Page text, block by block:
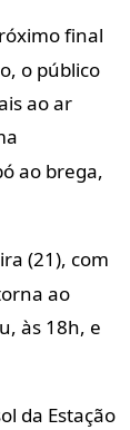
final
o público
ao ar
ao brega,
(21), com
ao
às 18h, e
da Estação